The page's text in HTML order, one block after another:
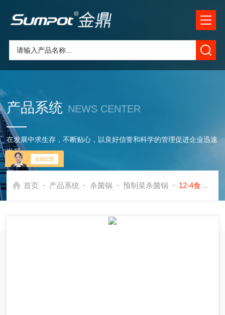
产品系统 NEWS CENTER
在发展中求生存，不断贴心，以良好信誉和科学的管理促进企业迅速
发展
首页 - 产品系统 - 杀菌锅 - 预制菜杀菌锅 - 12-4食品杀菌锅 全自动杀菌釜